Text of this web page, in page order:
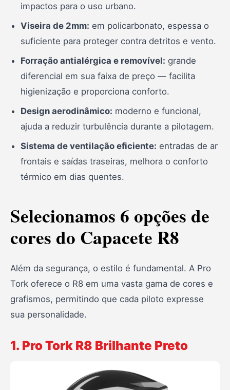
impactos para o uso urbano.
Viseira de 2mm: em policarbonato, espessa o
suficiente para proteger contra detritos e vento.
Forração antialérgica e removível: grande
diferencial em sua faixa de preço — facilita
higienização e proporciona conforto.
Design aerodinâmico: moderno e funcional,
ajuda a reduzir turbulência durante a pilotagem.
Sistema de ventilação eficiente: entradas de ar
frontais e saídas traseiras, melhora o conforto
térmico em dias quentes.
Selecionamos 6 opções de
cores do Capacete R8
Além da segurança, o estilo é fundamental. A Pro
Tork oferece o R8 em uma vasta gama de cores e
grafismos, permitindo que cada piloto expresse
sua personalidade.
1. Pro Tork R8 Brilhante Preto